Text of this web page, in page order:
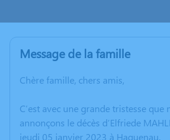
Message de la famille
Chère famille, chers amis,
C’est avec une grande tristesse que
annonçons le décès d’Elfriede
jeudi 05 janvier 2023 à Haguenau.